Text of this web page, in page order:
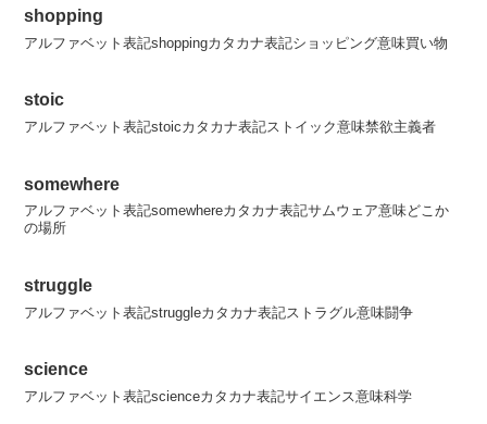
shopping
アルファベット表記shoppingカタカナ表記ショッピング意味買い物
stoic
アルファベット表記stoicカタカナ表記ストイック意味禁欲主義者
somewhere
アルファベット表記somewhereカタカナ表記サムウェア意味どこか
の場所
struggle
アルファベット表記struggleカタカナ表記ストラグル意味闘争
science
アルファベット表記scienceカタカナ表記サイエンス意味科学